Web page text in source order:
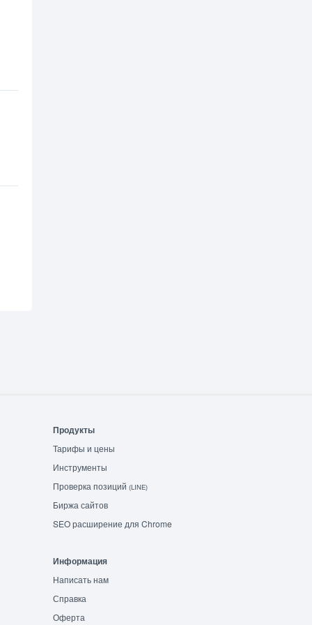
Продукты
Тарифы и цены
Инструменты
Проверка позиций (LINE)
Биржа сайтов
SEO расширение для Chrome
Информация
Написать нам
Справка
Оферта